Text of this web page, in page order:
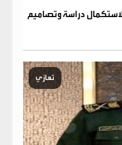
دراسة وتصاميم
تعازي